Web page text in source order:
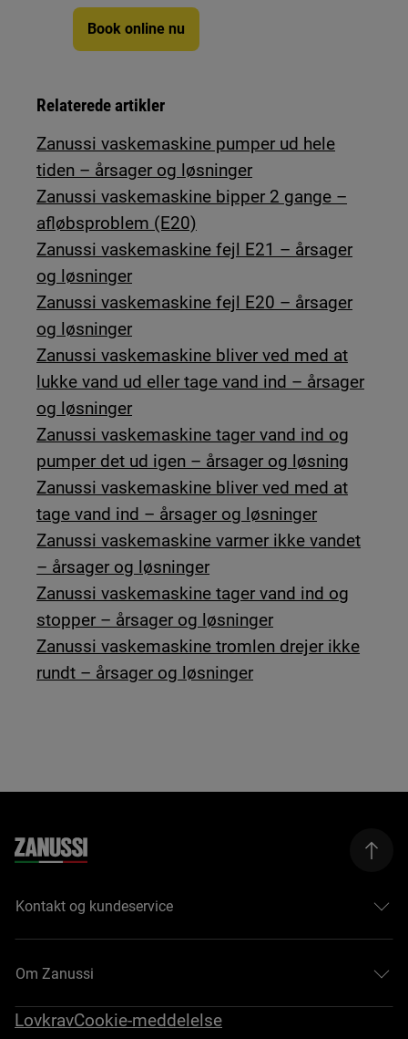
Book online nu
Relaterede artikler
Zanussi vaskemaskine pumper ud hele
tiden – årsager og løsninger
Zanussi vaskemaskine bipper 2 gange –
afløbsproblem (E20)
Zanussi vaskemaskine fejl E21 – årsager
og løsninger
Zanussi vaskemaskine fejl E20 – årsager
og løsninger
Zanussi vaskemaskine bliver ved med at
lukke vand ud eller tage vand ind – årsager
og løsninger
Zanussi vaskemaskine tager vand ind og
pumper det ud igen – årsager og løsning
Zanussi vaskemaskine bliver ved med at
tage vand ind – årsager og løsninger
Zanussi vaskemaskine varmer ikke vandet
– årsager og løsninger
Zanussi vaskemaskine tager vand ind og
stopper – årsager og løsninger
Zanussi vaskemaskine tromlen drejer ikke
rundt – årsager og løsninger
Kontakt og kundeservice
Om Zanussi
LovkravCookie-meddelelse